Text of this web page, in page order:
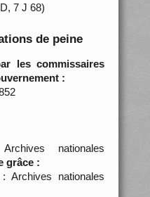
7 J 68)
de peine
les commissaires
:
nationales
grâce :
Archives nationales